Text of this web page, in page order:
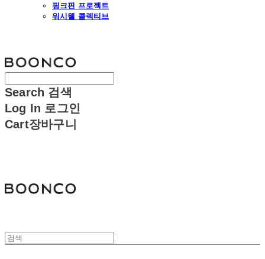
핑크핀 프로젝트
워시웰 콜렉티브
Search 검색
Log In 로그인
Cart장바구니